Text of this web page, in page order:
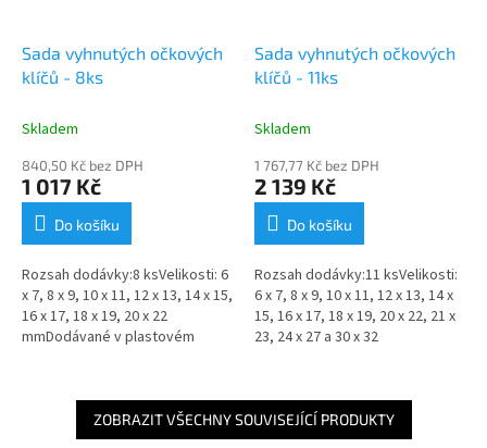
Sada vyhnutých očkových
klíčů - 8ks
Skladem
840,50 Kč bez DPH
1 017 Kč
Do košíku
Rozsah dodávky:8 ksVelikosti: 6
x 7, 8 x 9, 10 x 11, 12 x 13, 14 x 15,
16 x 17, 18 x 19, 20 x 22
mmDodávané v plastovém
Sada vyhnutých očkových
klíčů - 11ks
Skladem
1 767,77 Kč bez DPH
2 139 Kč
Do košíku
Rozsah dodávky:11 ksVelikosti:
6 x 7, 8 x 9, 10 x 11, 12 x 13, 14 x
15, 16 x 17, 18 x 19, 20 x 22, 21 x
23, 24 x 27 a 30 x 32
ZOBRAZIT VŠECHNY SOUVISEJÍCÍ PRODUKTY